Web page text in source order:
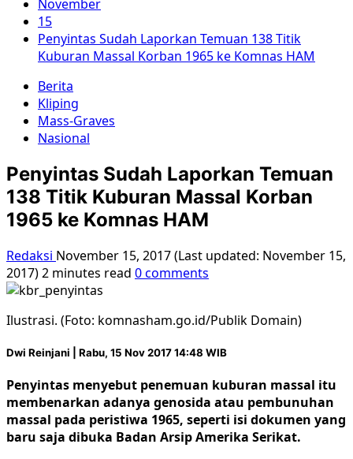
November
15
Penyintas Sudah Laporkan Temuan 138 Titik
Kuburan Massal Korban 1965 ke Komnas HAM
Berita
Kliping
Mass-Graves
Nasional
Penyintas Sudah Laporkan Temuan
138 Titik Kuburan Massal Korban
1965 ke Komnas HAM
Redaksi November 15, 2017 (Last updated: November 15,
2017)2 minutes read 0 comments
Ilustrasi. (Foto: komnasham.go.id/Publik Domain)
Dwi Reinjani | Rabu, 15 Nov 2017 14:48 WIB
Penyintas menyebut penemuan kuburan massal itu
membenarkan adanya genosida atau pembunuhan
massal pada peristiwa 1965, seperti isi dokumen yang
baru saja dibuka Badan Arsip Amerika Serikat.